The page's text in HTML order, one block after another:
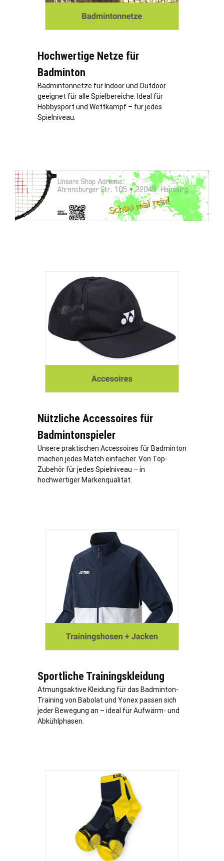
Hochwertige Netze für
Badminton
Badmintonnetze für Indoor und Outdoor
geeignet für alle Spielbereiche. Ideal für
Hobbysport und Wettkampf – für jedes
Spielniveau.
Nützliche Accessoires für
Badmintonspieler
Unsere praktischen Accessoires für Badminton
machen jedes Match einfacher. Von Top-
Zubehör für jedes Spielniveau – in
hochwertiger Markenqualität.
Sportliche Trainingskleidung
Atmungsaktive Kleidung für das Badminton-
Training von Babolat und Yonex passen sich
jeder Bewegung an – ideal für Aufwärm- und
Abkühlphasen.